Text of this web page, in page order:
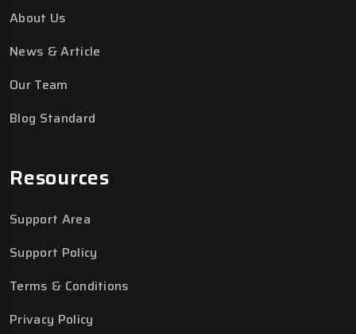
About Us
News & Article
Our Team
Blog Standard
Resources
Support Area
Support Policy
Terms & Conditions
Privacy Policy